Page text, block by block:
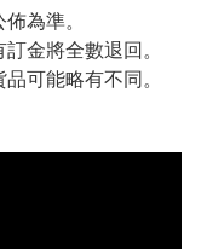
為準。
金將全數退回。
可能略有不同。